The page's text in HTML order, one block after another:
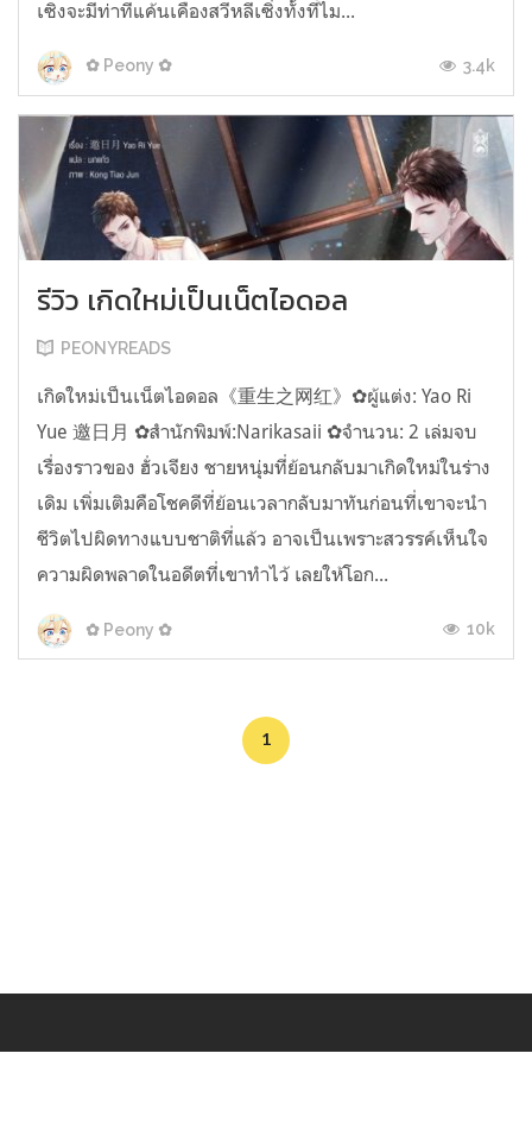
เซิงจะมีท่าทีแค้นเคืองสวีหลีเซิ่งทั้งที่ไม...
✿ Peony ✿ 3.4k
รีวิว เกิดใหม่เป็นเน็ตไอดอล
PEONYREADS
เกิดใหม่เป็นเน็ตไอดอล《重生之网红》✿ผู้แต่ง: Yao Ri
Yue 邀日月 ✿สำนักพิมพ์:Narikasaii ✿จำนวน: 2 เล่มจบ
เรื่องราวของ ฮั่วเจียง ชายหนุ่มที่ย้อนกลับมาเกิดใหม่ในร่าง
เดิม เพิ่มเติมคือโชคดีที่ย้อนเวลากลับมาทันก่อนที่เขาจะนำ
ชีวิตไปผิดทางแบบชาติที่แล้ว อาจเป็นเพราะสวรรค์เห็นใจ
ความผิดพลาดในอดีตที่เขาทำไว้ เลยให้โอก...
✿ Peony ✿ 10k
1